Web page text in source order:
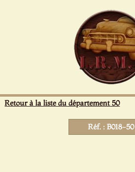
Retour à la liste du département 50
Réf. : B018-50